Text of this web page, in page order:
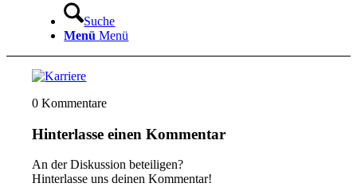
Suche
Menü Menü
0 Kommentare
Hinterlasse einen Kommentar
An der Diskussion beteiligen?
Hinterlasse uns deinen Kommentar!